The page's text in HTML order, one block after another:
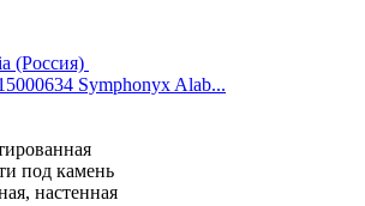
(Россия)
Symphonyx Alab...
под камень
настенная